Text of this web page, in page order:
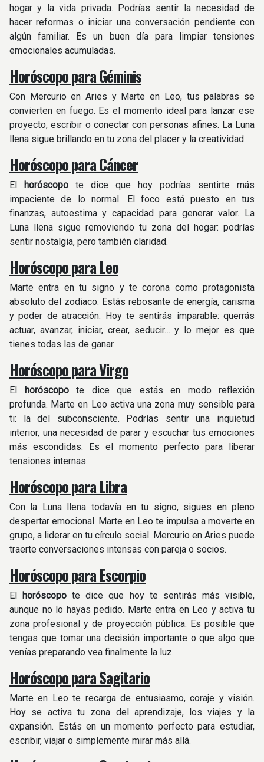
hogar y la vida privada. Podrías sentir la necesidad de
hacer reformas o iniciar una conversación pendiente con
algún familiar. Es un buen día para limpiar tensiones
emocionales acumuladas.
Horóscopo para Géminis
Con Mercurio en Aries y Marte en Leo, tus palabras se
convierten en fuego. Es el momento ideal para lanzar ese
proyecto, escribir o conectar con personas afines. La Luna
llena sigue brillando en tu zona del placer y la creatividad.
Horóscopo para Cáncer
El horóscopo te dice que hoy podrías sentirte más
impaciente de lo normal. El foco está puesto en tus
finanzas, autoestima y capacidad para generar valor. La
Luna llena sigue removiendo tu zona del hogar: podrías
sentir nostalgia, pero también claridad.
Horóscopo para Leo
Marte entra en tu signo y te corona como protagonista
absoluto del zodiaco. Estás rebosante de energía, carisma
y poder de atracción. Hoy te sentirás imparable: querrás
actuar, avanzar, iniciar, crear, seducir… y lo mejor es que
tienes todas las de ganar.
Horóscopo para Virgo
El horóscopote dice que estás en modo reflexión
profunda. Marte en Leo activa una zona muy sensible para
ti: la del subconsciente. Podrías sentir una inquietud
interior, una necesidad de parar y escuchar tus emociones
más escondidas. Es el momento perfecto para liberar
tensiones internas.
Horóscopo para Libra
Con la Luna llena todavía en tu signo, sigues en pleno
despertar emocional. Marte en Leo te impulsa a moverte en
grupo, a liderar en tu círculo social. Mercurio en Aries puede
traerte conversaciones intensas con pareja o socios.
Horóscopo para Escorpio
El horóscopo te dice que hoy te sentirás más visible,
aunque no lo hayas pedido. Marte entra en Leo y activa tu
zona profesional y de proyección pública. Es posible que
tengas que tomar una decisión importante o que algo que
venías preparando vea finalmente la luz. ​
Horóscopo para Sagitario
Marte en Leo te recarga de entusiasmo, coraje y visión.
Hoy se activa tu zona del aprendizaje, los viajes y la
expansión. Estás en un momento perfecto para estudiar,
escribir, viajar o simplemente mirar más allá.